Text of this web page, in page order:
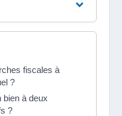
fiscales à
?
bien à deux
?